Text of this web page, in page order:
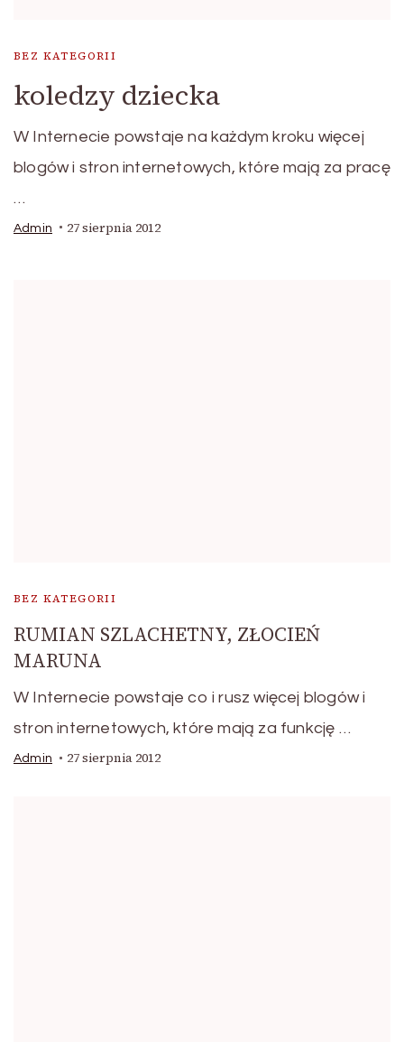
BEZ KATEGORII
koledzy dziecka
W Internecie powstaje na każdym kroku więcej
blogów i stron internetowych, które mają za pracę
…
Admin 27 sierpnia 2012
BEZ KATEGORII
RUMIAN SZLACHETNY, ZŁOCIEŃ
MARUNA
W Internecie powstaje co i rusz więcej blogów i
stron internetowych, które mają za funkcję …
Admin 27 sierpnia 2012